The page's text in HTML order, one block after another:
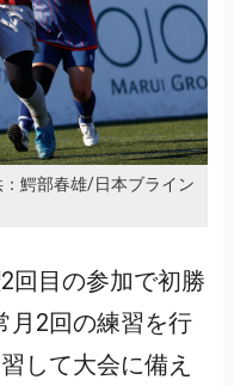
鰐部春雄/日本ブライン
回目の参加で初勝
月2回の練習を行
して大会に備え